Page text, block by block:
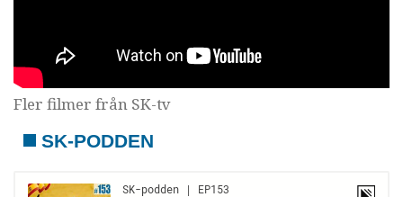
Fler filmer från SK-tv
SK-PODDEN